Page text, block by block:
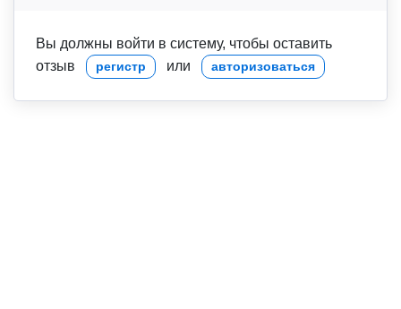
Вы должны войти в систему, чтобы оставить
отзыв
регистр или авторизоваться